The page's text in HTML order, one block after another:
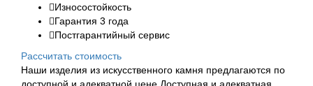
Износостойкость
Гарантия 3 года
Постгарантийный сервис
Рассчитать стоимость
Наши изделия из искусственного камня предлагаются по